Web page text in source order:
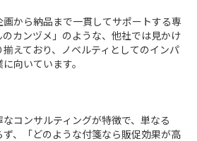
から納品まで一貫してサポートする専
カンヅメ」のような、他社では見かけ
えており、ノベルティとしてのインパ
向いています。
コンサルティングが特徴で、単なる
ず、「どのような付箋なら販促効果が高